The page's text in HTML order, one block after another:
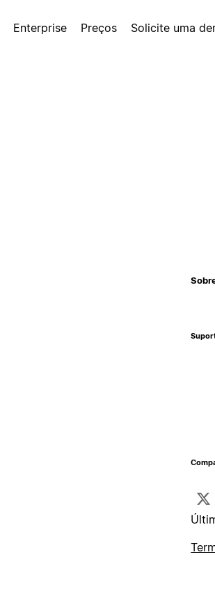
Enterprise Preços Solicite uma